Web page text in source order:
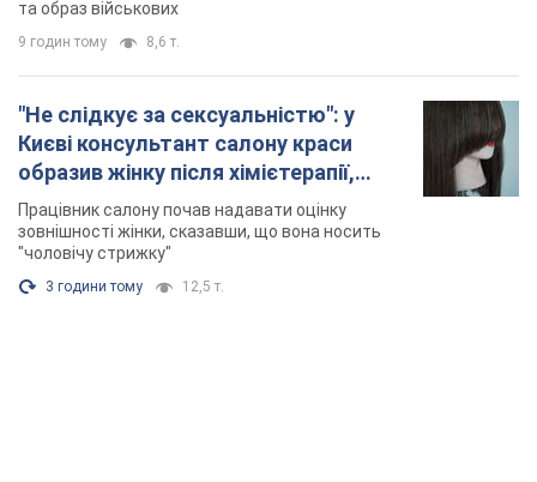
та образ військових
9 годин тому 8,6 т.
"Не слідкує за сексуальністю": у
Києві консультант салону краси
образив жінку після хімієтерапії,
розгорівся скандал. Фото
Працівник салону почав надавати оцінку
зовнішності жінки, сказавши, що вона носить
"чоловічу стрижку"
3 години тому 12,5 т.